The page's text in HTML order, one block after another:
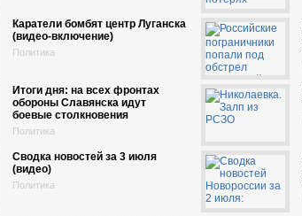
Каратели бомбят центр Луганска
(видео-включение)
Политика
Итоги дня: на всех фронтах
обороны Славянска идут
боевые столкновения
Политика
Сводка новостей за 3 июля
(видео)
Политика